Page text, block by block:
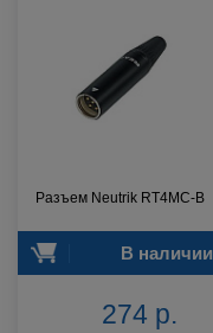
Разъем Neutrik RT4MC-B
В наличии
274 р.